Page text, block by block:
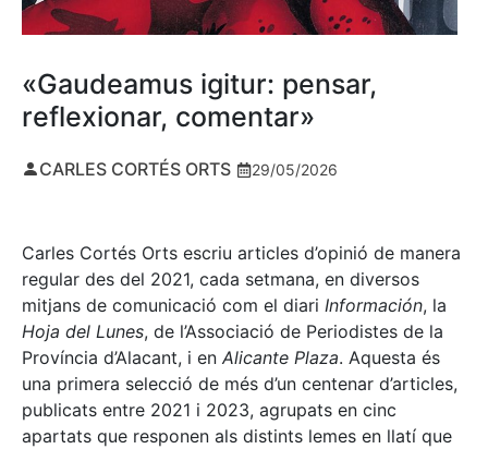
«Gaudeamus igitur: pensar,
reflexionar, comentar»
CARLES CORTÉS ORTS 29/05/2026
Carles Cortés Orts escriu articles d’opinió de manera
regular des del 2021, cada setmana, en diversos
mitjans de comunicació com el diari Información, la
Hoja del Lunes, de l’Associació de Periodistes de la
Província d’Alacant, i en Alicante Plaza. Aquesta és
una primera selecció de més d’un centenar d’articles,
publicats entre 2021 i 2023, agrupats en cinc
apartats que responen als distints lemes en llatí que